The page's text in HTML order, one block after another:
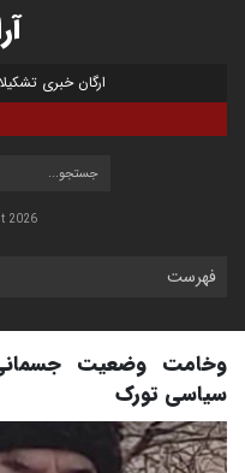
ارگان خبری
2026
وخامت وضعیت جسمانی
سیاسی تورک